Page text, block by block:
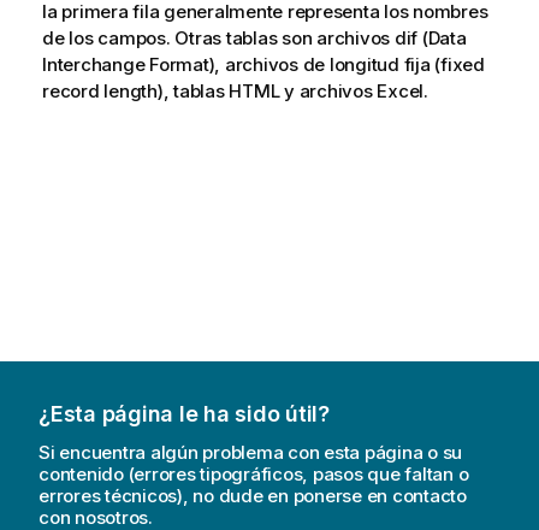
la primera fila generalmente representa los nombres
de los campos. Otras tablas son archivos dif (Data
Interchange Format), archivos de longitud fija (fixed
record length), tablas HTML y archivos Excel.
¿Esta página le ha sido útil?
Si encuentra algún problema con esta página o su
contenido (errores tipográficos, pasos que faltan o
errores técnicos), no dude en ponerse en contacto
con nosotros.